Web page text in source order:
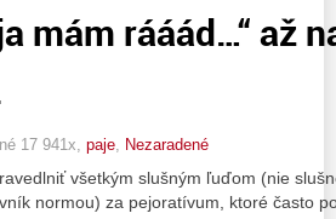
mám rááád…“ až
17 941x, paje, Nezaradené
všetkým slušným ľuďom (nie
normou) za pejoratívum, ktoré často